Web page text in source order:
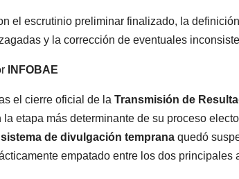
el escrutinio preliminar finalizado, la
y la corrección de eventuales
INFOBAE
el cierre oficial de la Transmisión de
la etapa más determinante de su proceso
sistema de divulgación temprana quedó
empatado entre los dos principales